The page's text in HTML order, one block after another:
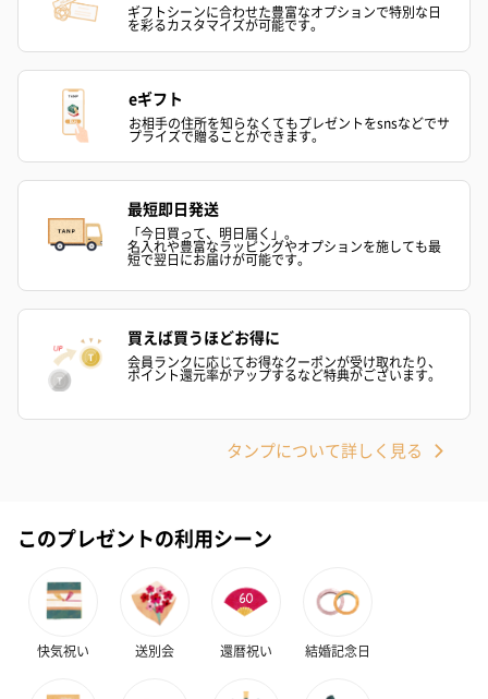
ギフトシーンに合わせた豊富なオプションで特別な日
を彩るカスタマイズが可能です。
eギフト
お相手の住所を知らなくてもプレゼントをsnsなどでサ
プライズで贈ることができます。
最短即日発送
「今日買って、明日届く」。
名入れや豊富なラッピングやオプションを施しても最
短で翌日にお届けが可能です。
買えば買うほどお得に
会員ランクに応じてお得なクーポンが受け取れたり、
ポイント還元率がアップするなど特典がございます。
タンプについて詳しく見る
このプレゼントの利用シーン
快気祝い 送別会 還暦祝い 結婚記念日